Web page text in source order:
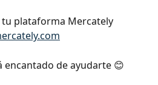
tu plataforma Mercately
de ayudarte 😊